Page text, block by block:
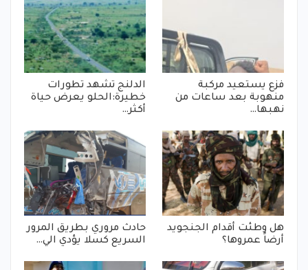
فزع يستعيد مركبة
منهوبة بعد ساعات من
نهبها…
الدلنج تشهد تطورات
خطيرة:الحلو يعرض حياة
أكثر…
هل وطئت أقدام الجنجويد
أرضاً عمروها؟
حادث مروري بطريق المرور
السريع كسلا يؤدي الي…